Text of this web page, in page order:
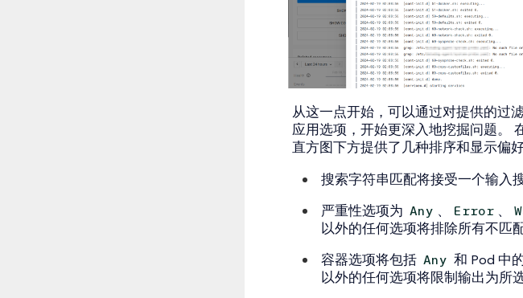
从这一点开始，可以通过对提供的过
应用选项，开始更深入地挖掘问题。
直方图下方提供了几种排序和显示偏好
搜索字符串匹配将接受一个输入
严重性选项为 Any 、 Error 、
以外的任何选项将排除所有不匹
容器选项将包括 Any 和 Pod 中
以外的任何选项将限制输出为所